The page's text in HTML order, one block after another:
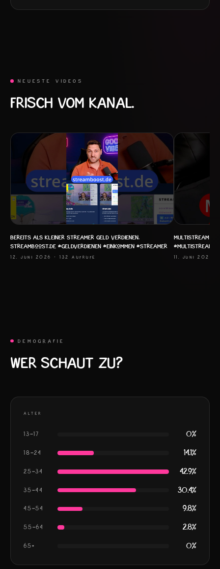
NEUESTE VIDEOS
FRISCH VOM KANAL.
Bereits als kleiner Streamer Geld verdienen.
streamboost.de #geldverdienen #einkommen #streamer
12. JUNI 2026 · 132 AUFRUFE
Multistream
#multistream
11. JUNI 2026
DEMOGRAFIE
WER SCHAUT ZU?
ALTER
13–17 0%
18–24 14.1%
25–34 42.9%
35–44 30.4%
45–54 9.8%
55–64 2.8%
65+ 0%